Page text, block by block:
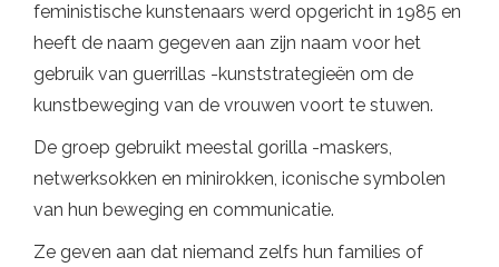
feministische kunstenaars werd opgericht in 1985 en
heeft de naam gegeven aan zijn naam voor het
gebruik van guerrillas -kunststrategieën om de
kunstbeweging van de vrouwen voort te stuwen.
De groep gebruikt meestal gorilla -maskers,
netwerksokken en minirokken, iconische symbolen
van hun beweging en communicatie.
Ze geven aan dat niemand zelfs hun families of